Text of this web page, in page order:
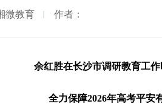
微教育 作者：
余红胜在长沙市调研教育工作
全力保障2026年高考平安